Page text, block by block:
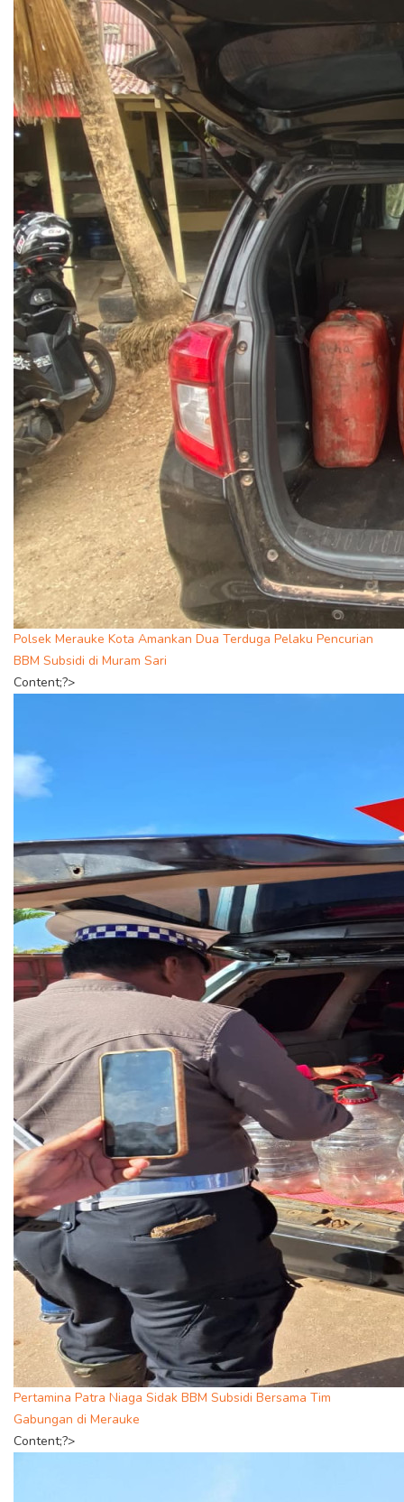
Polsek Merauke Kota Amankan Dua Terduga Pelaku Pencurian
BBM Subsidi di Muram Sari
Content;?>
Pertamina Patra Niaga Sidak BBM Subsidi Bersama Tim
Gabungan di Merauke
Content;?>